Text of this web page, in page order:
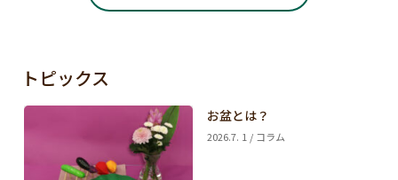
トピックス
お盆とは？
2026.7. 1 / コラム